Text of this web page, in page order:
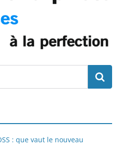
: que vaut le nouveau